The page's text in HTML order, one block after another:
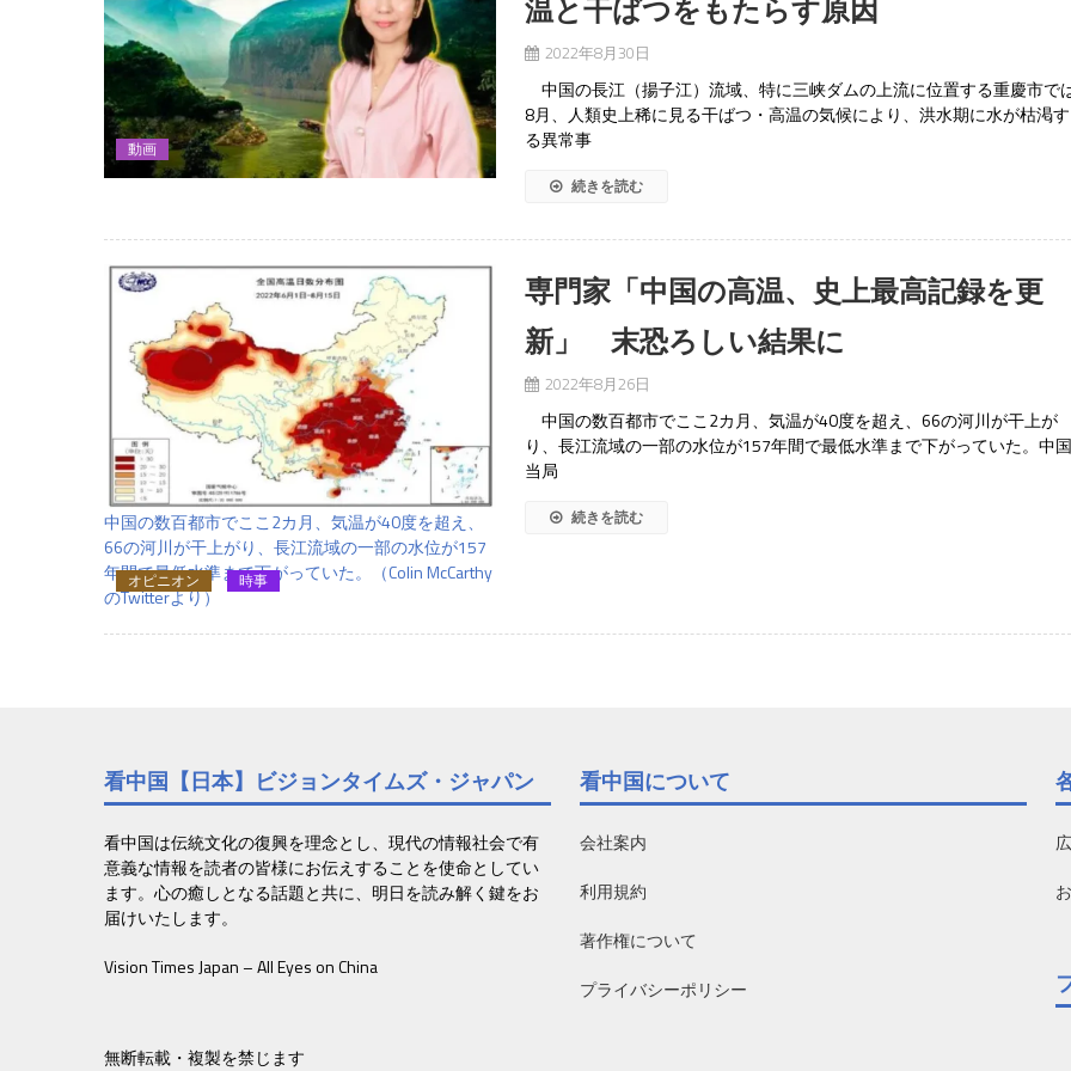
動画
温と干ばつをもたらす原因
2022年8月30日
中国の長江（揚子江）流域、特に三峡ダムの上流に位置する重慶市で
8月、人類史上稀に見る干ばつ・高温の気候により、洪水期に水が枯渇す
る異常事
続きを読む
中国の数百都市でここ2カ月、気温が40度を超え、
66の河川が干上がり、長江流域の一部の水位が157
年間で最低水準まで下がっていた。（Colin McCarthy
のTwitterより）
オピニオン 時事
専門家「中国の高温、史上最高記録を更
新」 末恐ろしい結果に
2022年8月26日
中国の数百都市でここ2カ月、気温が40度を超え、66の河川が干上が
り、長江流域の一部の水位が157年間で最低水準まで下がっていた。中
当局
続きを読む
看中国【日本】ビジョンタイムズ・ジャパン
看中国は伝統文化の復興を理念とし、現代の情報社会で有
意義な情報を読者の皆様にお伝えすることを使命としてい
ます。心の癒しとなる話題と共に、明日を読み解く鍵をお
届けいたします。
Vision Times Japan – All Eyes on China
無断転載・複製を禁じます
看中国について
会社案内
利用規約
著作権について
プライバシーポリシー